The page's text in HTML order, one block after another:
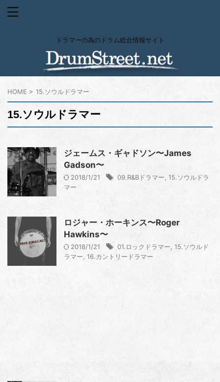
ドラマーの為のドラム総合情報サイト
HOME > 15.ソウルドラマー
15.ソウルドラマー
ジェームス・ギャドソン〜James
Gadson〜
2018/1/21 09.R&Bドラマー, 15.ソウルドラ
マー
ロジャー・ホーキンス〜Roger
Hawkins〜
2018/1/21 01.ロックドラマー, 15.ソウルド
ラマー, 16.カントリードラマー